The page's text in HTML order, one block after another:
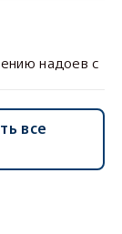
надоев с
все